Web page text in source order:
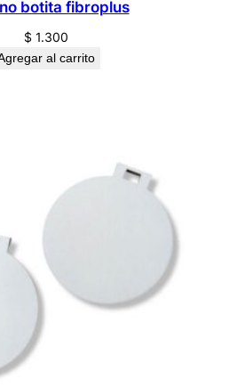
botita fibroplus
$ 1.300
al carrito